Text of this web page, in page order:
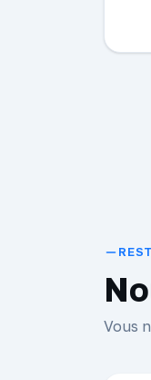
Vous